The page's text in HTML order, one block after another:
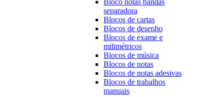
Bloco notas bandas
separadora
Blocos de cartas
Blocos de desenho
Blocos de exame e
milimétricos
Blocos de música
Blocos de notas
Blocos de notas adesivas
Blocos de trabalhos
manuais